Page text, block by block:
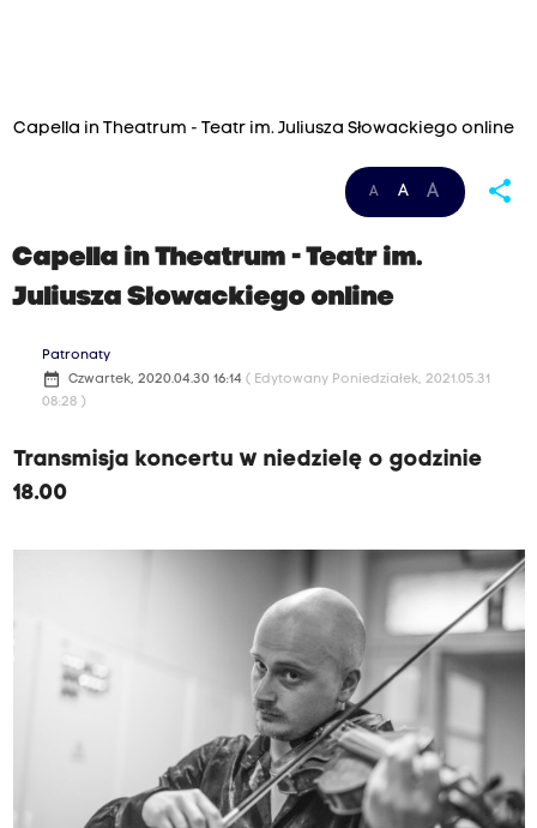
Capella in Theatrum - Teatr im. Juliusza Słowackiego online
A A A share
Capella in Theatrum - Teatr im.
Juliusza Słowackiego online
Patronaty
date_range Czwartek, 2020.04.30 16:14 ( Edytowany Poniedziałek, 2021.05.31
08:28 )
Transmisja koncertu w niedzielę o godzinie
18.00